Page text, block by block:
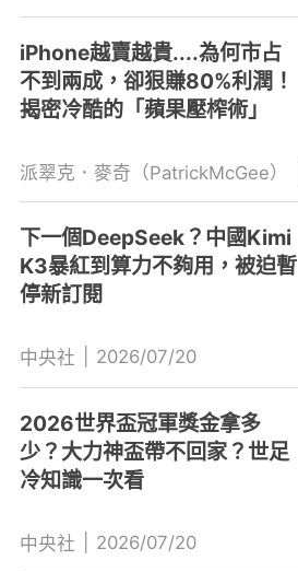
iPhone越賣越貴....為何市占
不到兩成，卻狠賺80%利潤！
揭密冷酷的「蘋果壓榨術」
派翠克．麥奇（PatrickMcGee）
下一個DeepSeek？中國Kimi
K3暴紅到算力不夠用，被迫暫
停新訂閱
中央社 2026/07/20
2026世界盃冠軍獎金拿多
少？大力神盃帶不回家？世足
冷知識一次看
中央社 2026/07/20